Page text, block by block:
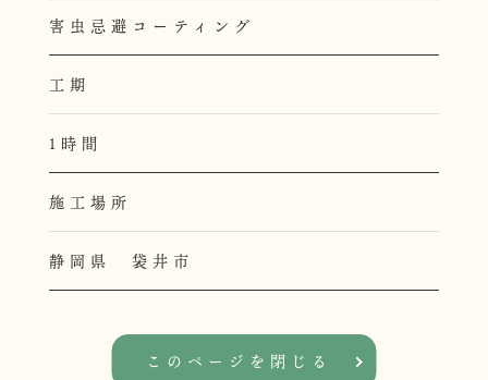
害虫忌避コーティング
工期
1時間
施工場所
静岡県 袋井市
このページを閉じる